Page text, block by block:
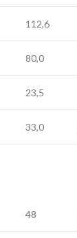
112,6
80,0
23,5
33,0
48